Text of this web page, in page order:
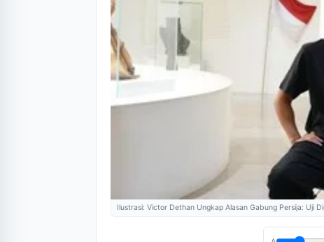
Ilustrasi: Victor Dethan Ungkap Alasan Gabung Persija: Uji